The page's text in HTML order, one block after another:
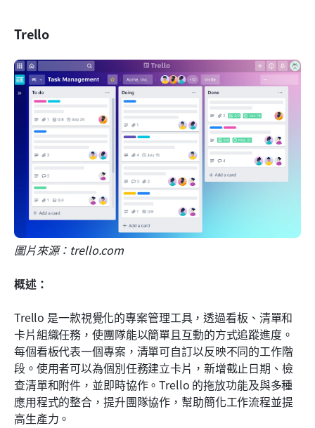
Trello
圖片來源：trello.com
概述：
Trello 是一款視覺化的專案管理工具，透過看板、清單和
卡片組織任務，使團隊能以簡單且互動的方式追蹤進度。
每個看板代表一個專案，清單可自訂以反映不同的工作階
段。使用者可以為個別任務建立卡片，新增截止日期、檢
查清單和附件，並即時協作。Trello 的拖放功能及與多種
應用程式的整合，提升團隊協作，幫助簡化工作流程並提
高生產力。